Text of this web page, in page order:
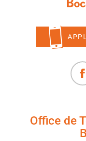
Office de